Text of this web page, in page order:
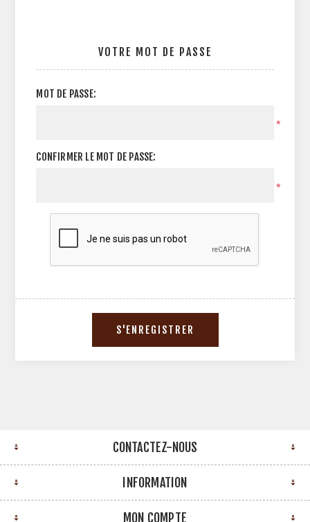
VOTRE MOT DE PASSE
MOT DE PASSE:
*
CONFIRMER LE MOT DE PASSE:
*
CONTACTEZ-NOUS
INFORMATION
MON COMPTE